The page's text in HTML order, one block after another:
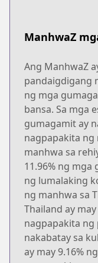
ManhwaZ
Ang ManhwaZ
pandaigdigang
ng mga
bansa. Sa mga
gumagamit ay
nagpapakita ng
manhwa sa
11.96% ng
ng lumalaking
ng manhwa sa
Thailand ay
nagpapakita
nakabatay sa
ay may 9.16%